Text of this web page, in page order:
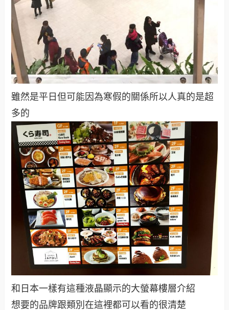
雖然是平日但可能因為寒假的關係所以人真的是超
多的
和日本一樣有這種液晶顯示的大螢幕樓層介紹
想要的品牌跟類別在這裡都可以看的很清楚